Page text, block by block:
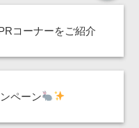
コーナーをご紹介
ペーン